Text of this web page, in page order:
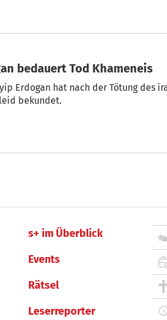
bedauert Tod Khameneis
Erdogan hat nach der Tötung des
bekundet.
s+ im Überblick
Events
Rätsel
Leserreporter